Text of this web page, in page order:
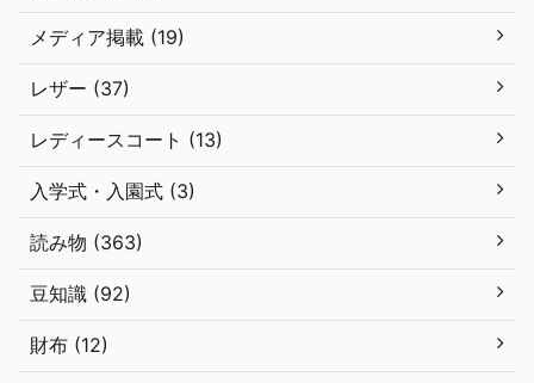
メディア掲載 (19)
レザー (37)
レディースコート (13)
入学式・入園式 (3)
読み物 (363)
豆知識 (92)
財布 (12)